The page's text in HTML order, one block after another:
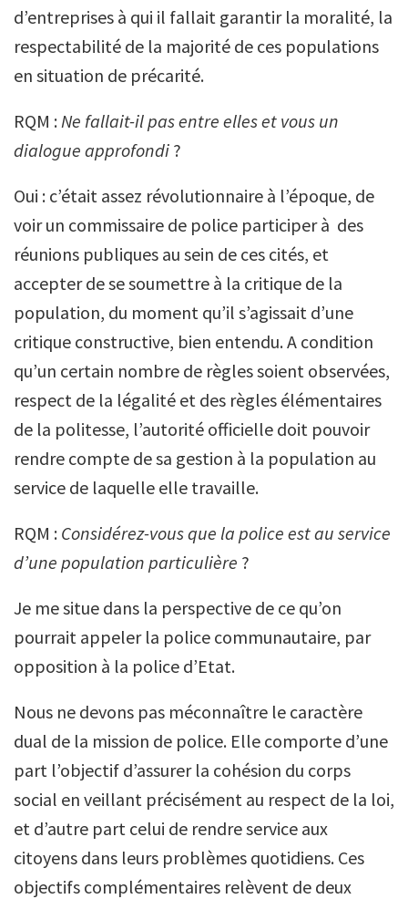
d’entreprises à qui il fallait garantir la moralité, la
respectabilité de la majorité de ces populations
en situation de précarité.
RQM :Ne fallait-il pas entre elles et vous un
dialogue approfondi ?
Oui : c’était assez révolutionnaire à l’époque, de
voir un commissaire de police participer à des
réunions publiques au sein de ces cités, et
accepter de se soumettre à la critique de la
population, du moment qu’il s’agissait d’une
critique constructive, bien entendu. A condition
qu’un certain nombre de règles soient observées,
respect de la légalité et des règles élémentaires
de la politesse, l’autorité officielle doit pouvoir
rendre compte de sa gestion à la population au
service de laquelle elle travaille.
RQM : Considérez-vous que la police est au service
d’une population particulière ?
Je me situe dans la perspective de ce qu’on
pourrait appeler la police communautaire, par
opposition à la police d’Etat.
Nous ne devons pas méconnaître le caractère
dual de la mission de police. Elle comporte d’une
part l’objectif d’assurer la cohésion du corps
social en veillant précisément au respect de la loi,
et d’autre part celui de rendre service aux
citoyens dans leurs problèmes quotidiens. Ces
objectifs complémentaires relèvent de deux